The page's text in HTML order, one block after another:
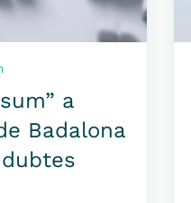
a
Badalona